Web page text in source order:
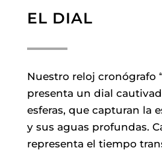
EL DIAL
Nuestro reloj cronógrafo
presenta un dial
esferas, que capturan la
y sus aguas profundas.
representa el tiempo